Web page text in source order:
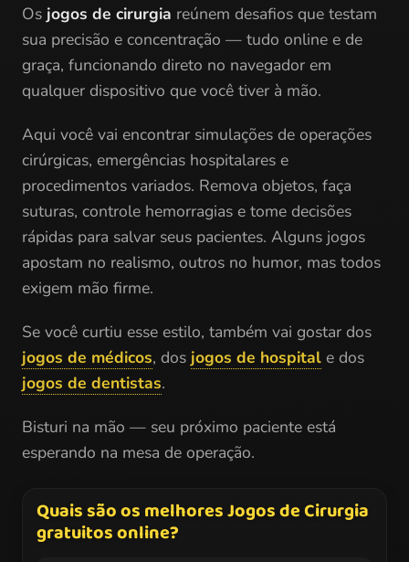
Os jogos de cirurgia reúnem desafios que testam
sua precisão e concentração — tudo online e de
graça, funcionando direto no navegador em
qualquer dispositivo que você tiver à mão.
Aqui você vai encontrar simulações de operações
cirúrgicas, emergências hospitalares e
procedimentos variados. Remova objetos, faça
suturas, controle hemorragias e tome decisões
rápidas para salvar seus pacientes. Alguns jogos
apostam no realismo, outros no humor, mas todos
exigem mão firme.
Se você curtiu esse estilo, também vai gostar dos
jogos de médicos, dos jogos de hospital e dos
jogos de dentistas.
Bisturi na mão — seu próximo paciente está
esperando na mesa de operação.
Quais são os melhores Jogos de Cirurgia
gratuitos online?